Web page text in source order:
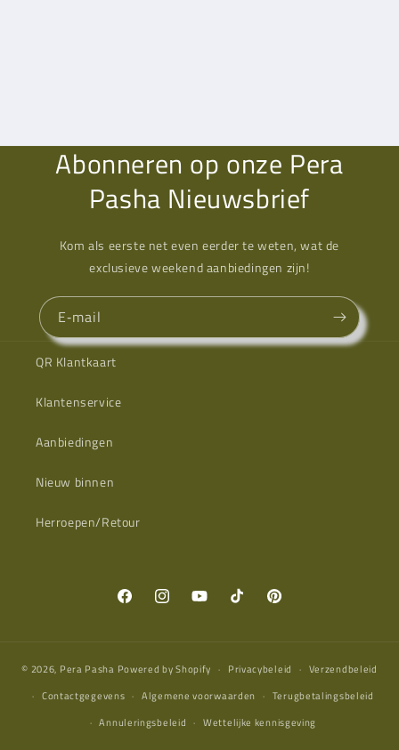
Abonneren op onze Pera
Pasha Nieuwsbrief
Kom als eerste net even eerder te weten, wat de
exclusieve weekend aanbiedingen zijn!
E‑mail
QR Klantkaart
Klantenservice
Aanbiedingen
Nieuw binnen
Herroepen/Retour
FacebookInstagramYouTubeTikTok Pinterest
© 2026, Pera Pasha Powered by Shopify Privacybeleid
Verzendbeleid
Contactgegevens
Algemene voorwaarden
Terugbetalingsbeleid
Annuleringsbeleid
Wettelijke kennisgeving